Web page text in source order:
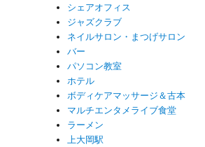
シェアオフィス
ジャズクラブ
ネイルサロン・まつげサロン
バー
パソコン教室
ホテル
ボディケアマッサージ＆古本
マルチエンタメライブ食堂
ラーメン
上大岡駅